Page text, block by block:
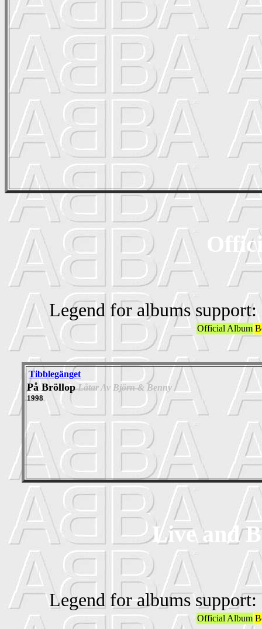
Legend for albums support:
Official Album
Tibblegänget
På Bröllop Låtar Av Björn & Benny
1998
Live and
Legend for albums support:
Official Album